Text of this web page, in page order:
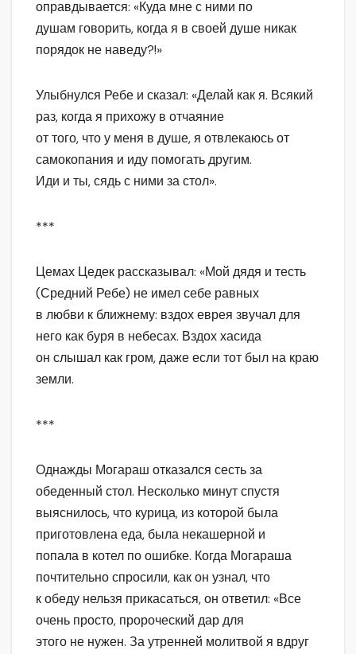
оправдывается: «Куда мне с ними по
душам говорить, когда я в своей душе никак
порядок не наведу?!»
Улыбнулся Ребе и сказал: «Делай как я. Всякий
раз, когда я прихожу в отчаяние
от того, что у меня в душе, я отвлекаюсь от
самокопания и иду помогать другим.
Иди и ты, сядь с ними за стол».
***
Цемах Цедек рассказывал: «Мой дядя и тесть
(Средний Ребе) не имел себе равных
в любви к ближнему: вздох еврея звучал для
него как буря в небесах. Вздох хасида
он слышал как гром, даже если тот был на краю
земли.
***
Однажды Могараш отказался сесть за
обеденный стол. Несколько минут спустя
выяснилось, что курица, из которой была
приготовлена еда, была некашерной и
попала в котел по ошибке. Когда Могараша
почтительно спросили, как он узнал, что
к обеду нельзя прикасаться, он ответил: «Все
очень просто, пророческий дар для
этого не нужен. За утренней молитвой я вдруг